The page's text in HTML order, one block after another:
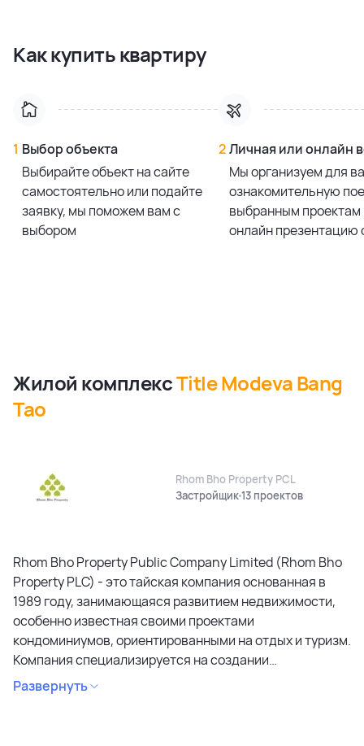
Как купить квартиру
1 Выбор объекта
Выбирайте объект на сайте
самостоятельно или подайте
заявку, мы поможем вам с
выбором
2Личная или онлайн
Мы организуем для
ознакомительную
выбранным проектам
онлайн презентацию
Жилой комплексTitle Modeva Bang
Tao
Rhom Bho Property PCL
Застройщик13 проектов
Rhom Bho Property Public Company Limited (Rhom Bho
Property PLC) - это тайская компания основанная в
1989 году, занимающаяся развитием недвижимости,
особенно известная своими проектами
кондоминиумов, ориентированными на отдых и туризм.
Компания специализируется на создании
кондоминиумов в привлекательных районах, уделяя
особое внимание дизайну, качеству строительства и
Развернуть